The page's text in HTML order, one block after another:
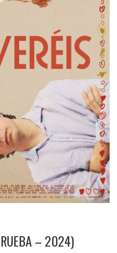
– 2024)